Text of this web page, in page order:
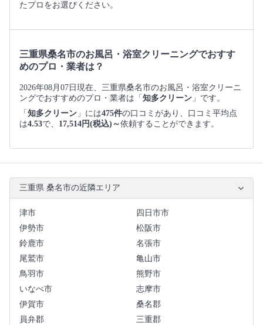
たプロをお選びください。
三重県桑名市のお風呂・浴室クリーニングでおすす
めのプロ・業者は？
2026年08月07日現在、三重県桑名市のお風呂・浴室クリーニ
ングでおすすめのプロ・業者は「 知多クリーン 」です。
「 知多クリーン 」には475件の口コミがあり、口コミ平均点
は4.53で、 17,514円(税込)～依頼することができます。
三重県 桑名市の近隣エリア
津市
四日市市
伊勢市
松阪市
鈴鹿市
名張市
尾鷲市
亀山市
鳥羽市
熊野市
いなべ市
志摩市
伊賀市
桑名郡
員弁郡
三重郡